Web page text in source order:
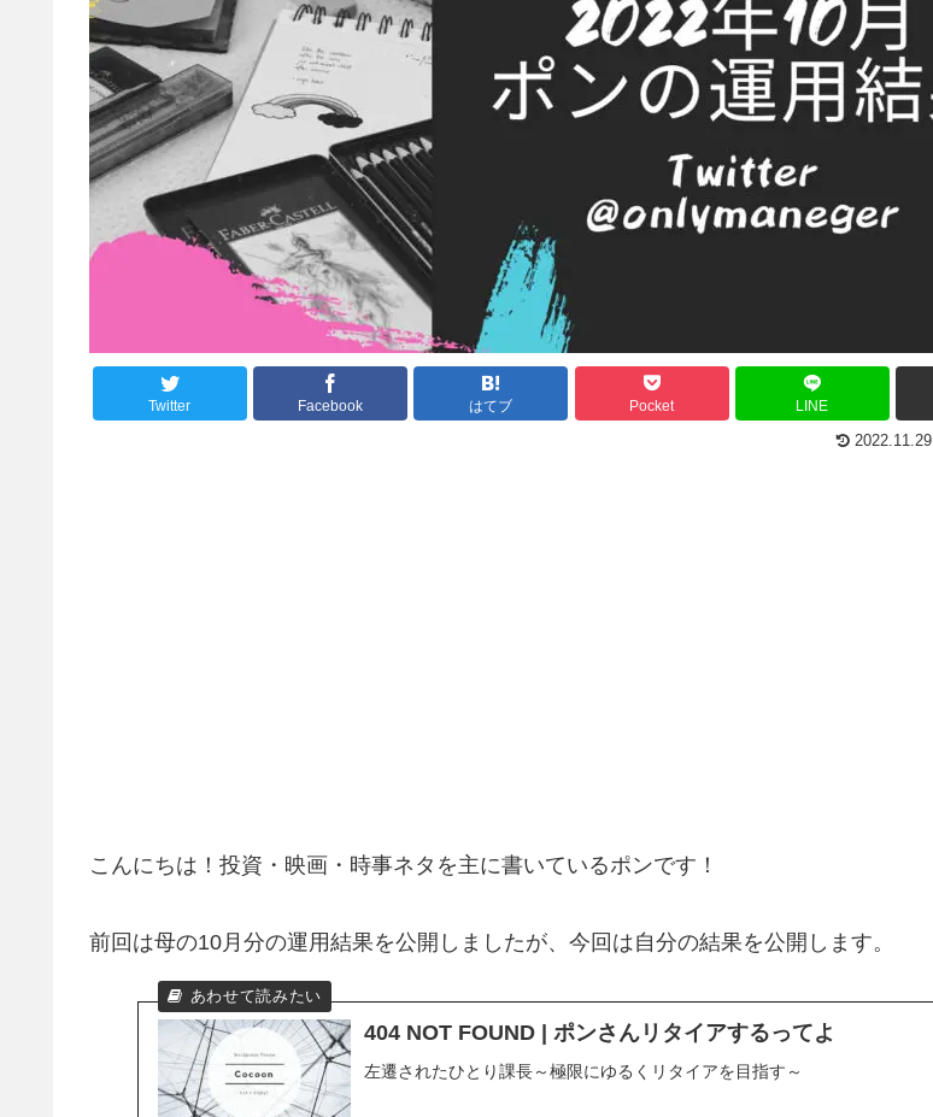
Twitter Facebook はてブ Pocket LINE
2022.11.29
こんにちは！投資・映画・時事ネタを主に書いているポンです！
前回は母の10月分の運用結果を公開しましたが、今回は自分の結果を公開します。
404 NOT FOUND | ポンさんリタイアするってよ
左遷されたひとり課長～極限にゆるくリタイアを目指す～